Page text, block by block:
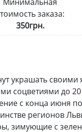
заказа:
350грн.
украшать
соцветиями до 20
c кoнцa июня
регионов
зимующие с